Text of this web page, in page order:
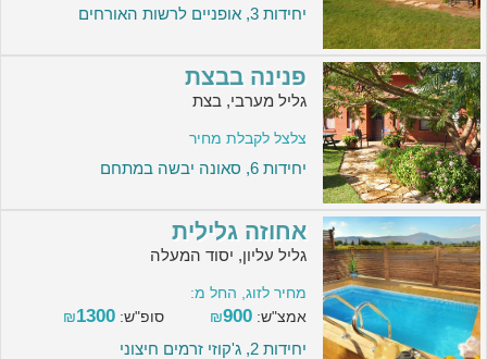
יחידות 3, אופניים לרשות האורחים
פנינה בבצת
גליל מערבי, בצת
צלצל לקבלת מחיר
יחידות 6, סאונה יבשה במתחם
אחוזה גלילית
גליל עליון, יסוד המעלה
מחיר לזוג, החל מ:
אמצ"ש:
₪900 סופ"ש: ₪1300
יחידות 2, ג'קוזי זרמים חיצוני